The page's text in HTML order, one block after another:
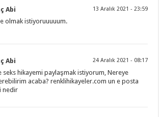
Abi 13 Aralık 2021 - 23:59
olmak istiyoruuuuum.
Abi 24 Aralık 2021 - 08:17
seks hikayemi paylaşmak istiyorum, Nereye
acaba? renklihikayeler.com un e posta
nedir